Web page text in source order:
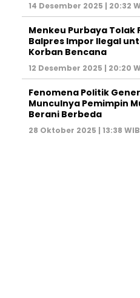
14 Desember 2025 | 20:32
Menkeu Purbaya Tolak
Balpres Impor Ilegal
Korban Bencana
12 Desember 2025 | 20:20
Fenomena Politik
Munculnya Pemimpin
Berani Berbeda
28 Oktober 2025 | 13:38 WIB